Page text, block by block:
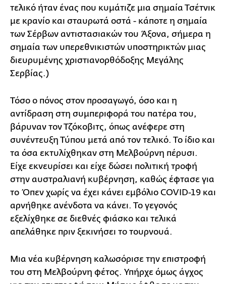
τελικό ήταν ένας που κυμάτιζε μια σημαία Τσέτνικ
με κρανίο και σταυρωτά οστά - κάποτε η σημαία
των Σέρβων αντιστασιακών του Άξονα, σήμερα η
σημαία των υπερεθνικιστών υποστηρικτών μιας
διευρυμένης χριστιανορθόδοξης Μεγάλης
Σερβίας.)
Τόσο ο πόνος στον προσαγωγό, όσο και η
αντίδραση στη συμπεριφορά του πατέρα του,
βάρυναν τον Τζόκοβιτς, όπως ανέφερε στη
συνέντευξη Τύπου μετά από τον τελικό. Το ίδιο και
τα όσα εκτυλίχθηκαν στη Μελβούρνη πέρυσι.
Είχε εκνευρίσει και είχε δώσει πολιτική τροφή
στην αυστραλιανή κυβέρνηση, καθώς έφτασε για
το Όπεν χωρίς να έχει κάνει εμβόλιο COVID-19 και
αρνήθηκε ανένδοτα να κάνει. Το γεγονός
εξελίχθηκε σε διεθνές φιάσκο και τελικά
απελάθηκε πριν ξεκινήσει το τουρνουά.
Μια νέα κυβέρνηση καλωσόρισε την επιστροφή
του στη Μελβούρνη φέτος. Υπήρχε όμως άγχος